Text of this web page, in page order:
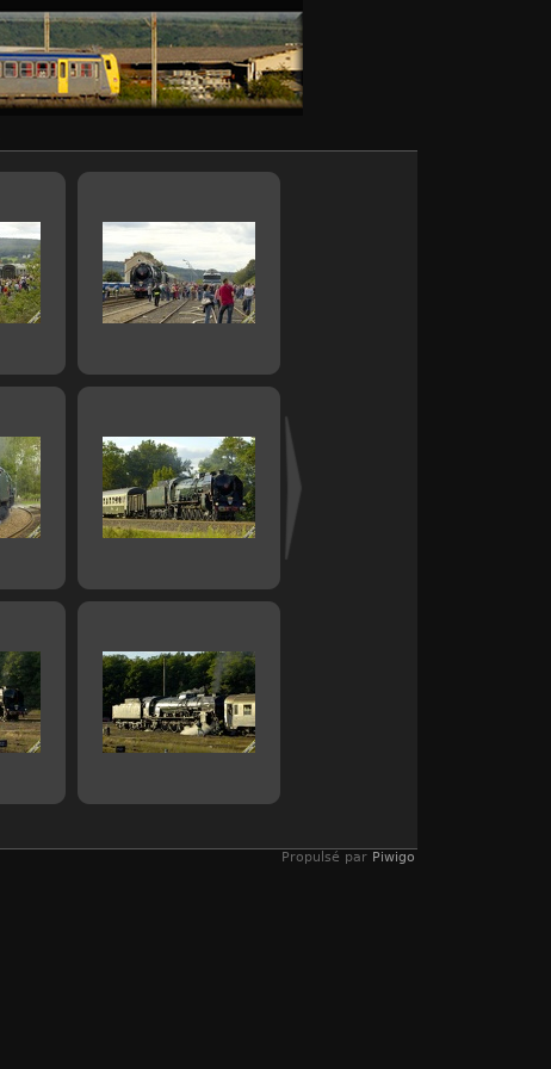
Propulsé par Piwigo